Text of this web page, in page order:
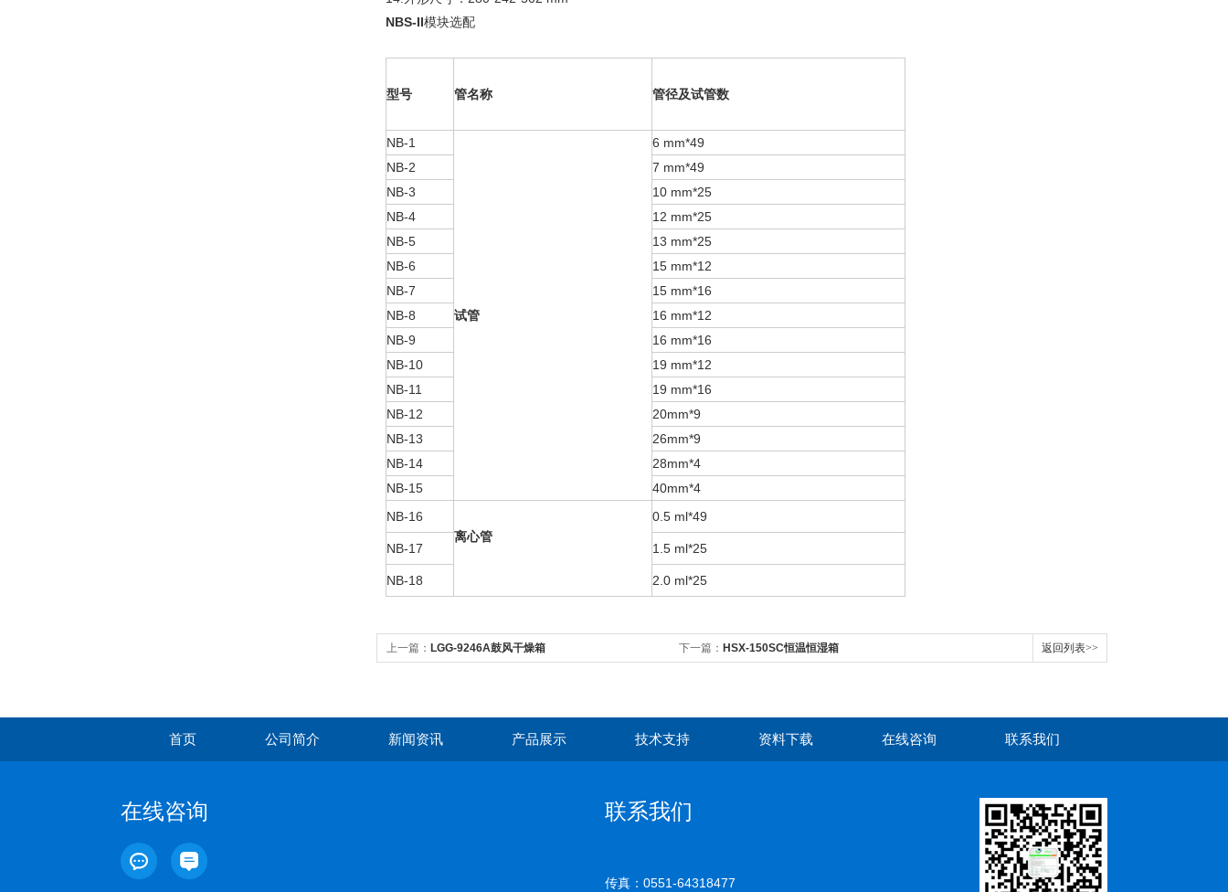
NBS-II模块选配
型号 管名称 管径及试管数
NB-1
试管
6 mm*49
NB-2
7 mm*49
NB-3
10 mm*25
NB-4
12 mm*25
NB-5
13 mm*25
NB-6
15 mm*12
NB-7
15 mm*16
NB-8
16 mm*12
NB-9
16 mm*16
NB-10
19 mm*12
NB-11
19 mm*16
NB-12
20mm*9
NB-13
26mm*9
NB-14
28mm*4
NB-15
40mm*4
NB-16
离心管
0.5 ml*49
NB-17 1.5 ml*25
NB-18 2.0 ml*25
上一篇： LGG-9246A鼓风干燥箱 下一篇： HSX-150SC恒温恒湿箱 返回列表>>
首页 公司简介 新闻资讯 产品展示 技术支持 资料下载 在线咨询 联系我们
在线咨询 联系我们
传真：0551-64318477